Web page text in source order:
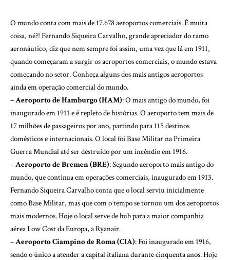
O mundo conta com mais de 17.678 aeroportos comerciais. É muita
coisa, né?! Fernando Siqueira Carvalho, grande apreciador do ramo
aeronáutico, diz que nem sempre foi assim, uma vez que lá em 1911,
quando começaram a surgir os aeroportos comerciais, o mundo estava
começando no setor. Conheça alguns dos mais antigos aeroportos
ainda em operação comercial do mundo.
–Aeroporto de Hamburgo (HAM): O mais antigo do mundo, foi
inaugurado em 1911 e é repleto de histórias. O aeroporto tem mais de
17 milhões de passageiros por ano, partindo para 115 destinos
domésticos e internacionais. O local foi Base Militar na Primeira
Guerra Mundial até ser destruído por um incêndio em 1916.
–Aeroporto de Bremen (BRE): Segundo aeroporto mais antigo do
mundo, que continua em operações comerciais, inaugurado em 1913.
Fernando Siqueira Carvalho conta que o local serviu inicialmente
como Base Militar, mas que com o tempo se tornou um dos aeroportos
mais modernos. Hoje o local serve de hub para a maior companhia
aérea Low Cost da Europa, a Ryanair.
–Aeroporto Ciampino de Roma (CIA): Foi inaugurado em 1916,
sendo o único a atender a capital italiana durante cinquenta anos. Hoje